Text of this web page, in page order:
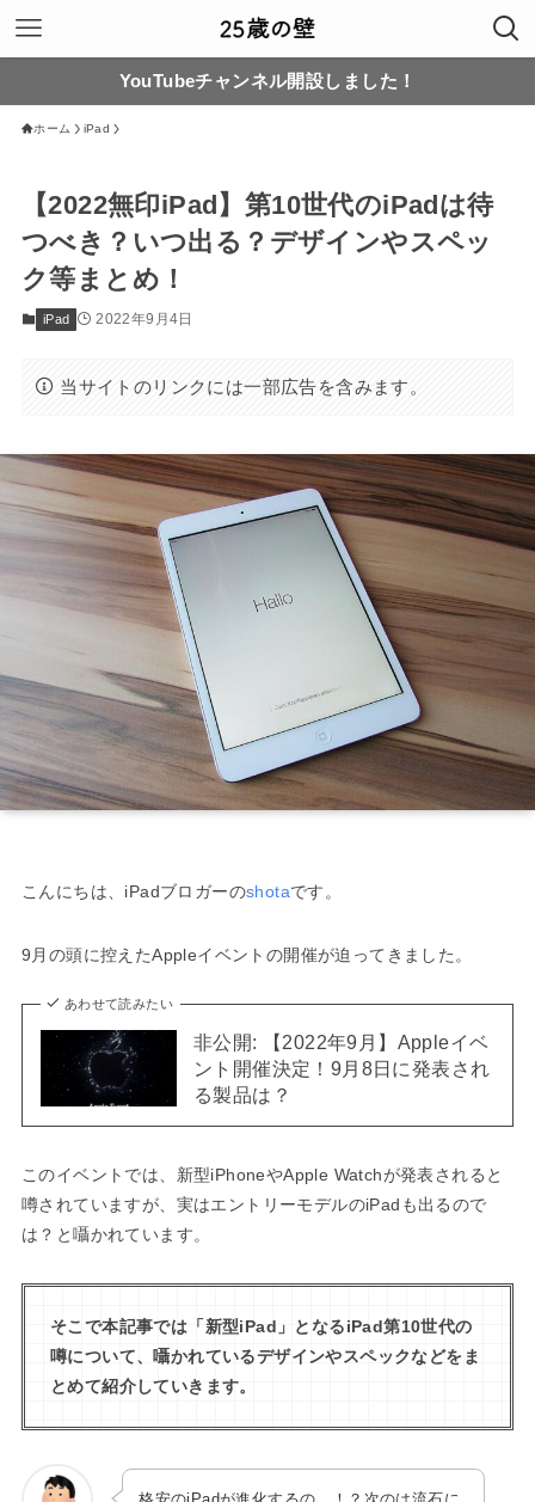
YouTubeチャンネル開設しました！
ホーム iPad
【2022無印iPad】第10世代のiPadは待
つべき？いつ出る？デザインやスペッ
ク等まとめ！
iPad 2022年9月4日
当サイトのリンクには一部広告を含みます。
こんにちは、iPadブロガーのshotaです。
9月の頭に控えたAppleイベントの開催が迫ってきました。
あわせて読みたい
非公開: 【2022年9月】Appleイベ
ント開催決定！9月8日に発表され
る製品は？
このイベントでは、新型iPhoneやApple Watchが発表されると
噂されていますが、実はエントリーモデルのiPadも出るので
は？と囁かれています。
そこで本記事では「新型iPad」となるiPad第10世代の
噂について、囁かれているデザインやスペックなどをま
とめて紹介していきます。